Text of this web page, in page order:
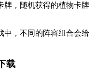
牌，随机获得的植物卡牌
中，不同的阵容组合会给
载